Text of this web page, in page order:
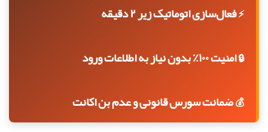
⚡ فعال‌سازی اتوماتیک زیر ۲ دقیقه
🔒 امنیت ۱۰۰٪ بدون نیاز به اطلاعات ورود
💰 ضمانت سورس قانونی و عدم بن اکانت